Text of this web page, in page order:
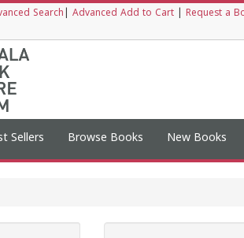
Search Advanced Add to Cart Request a
Sellers Browse Books New Books